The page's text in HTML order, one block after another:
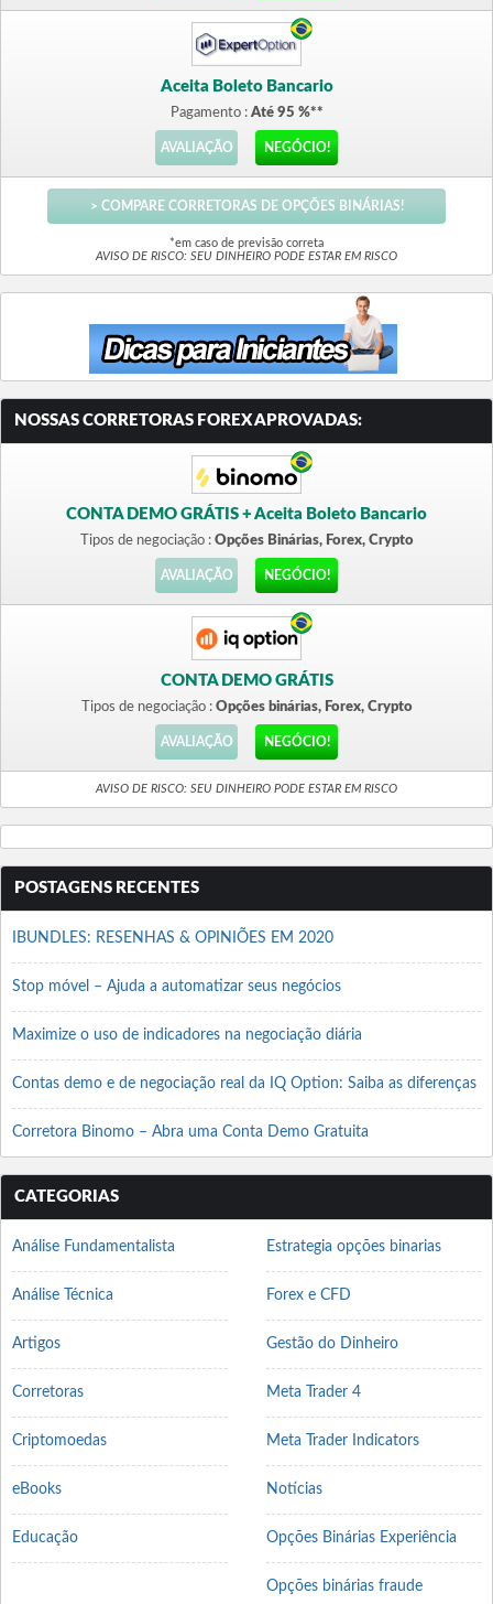
Aceita Boleto Bancario
Pagamento : Até 95 %**
AVALIAÇÃO NEGÓCIO!
> COMPARE CORRETORAS DE OPÇÕES BINÁRIAS!
*em caso de previsão correta
AVISO DE RISCO: SEU DINHEIRO PODE ESTAR EM RISCO
NOSSAS CORRETORAS FOREX APROVADAS:
CONTA DEMO GRÁTIS + Aceita Boleto Bancario
Tipos de negociação : Opções Binárias, Forex, Crypto
AVALIAÇÃO NEGÓCIO!
CONTA DEMO GRÁTIS
Tipos de negociação : Opções binárias, Forex, Crypto
AVALIAÇÃO NEGÓCIO!
AVISO DE RISCO: SEU DINHEIRO PODE ESTAR EM RISCO
POSTAGENS RECENTES
IBUNDLES: RESENHAS & OPINIÕES EM 2020
Stop móvel – Ajuda a automatizar seus negócios
Maximize o uso de indicadores na negociação diária
Contas demo e de negociação real da IQ Option: Saiba as diferenças
Corretora Binomo – Abra uma Conta Demo Gratuita
CATEGORIAS
Análise Fundamentalista
Análise Técnica
Artigos
Corretoras
Criptomoedas
eBooks
Educação
Estrategia opções binarias
Forex e CFD
Gestão do Dinheiro
Meta Trader 4
Meta Trader Indicators
Notícias
Opções Binárias Experiência
Opções binárias fraude